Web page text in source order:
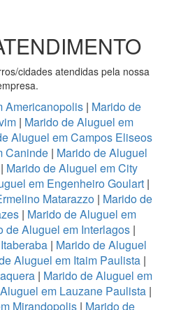
cidades atendidas pela nossa
Americanopolis | Marido de
| Marido de Aluguel em
Aluguel em Campos Eliseos
Caninde| Marido de Aluguel
| Marido de Aluguel em City
em Engenheiro Goulart |
Matarazzo | Marido de
| Marido de Aluguel em
de Aluguel em Interlagos|
| Marido de Aluguel
Aluguel em Itaim Paulista |
| Marido de Aluguel em
em Lauzane Paulista |
Mirandopolis| Marido de